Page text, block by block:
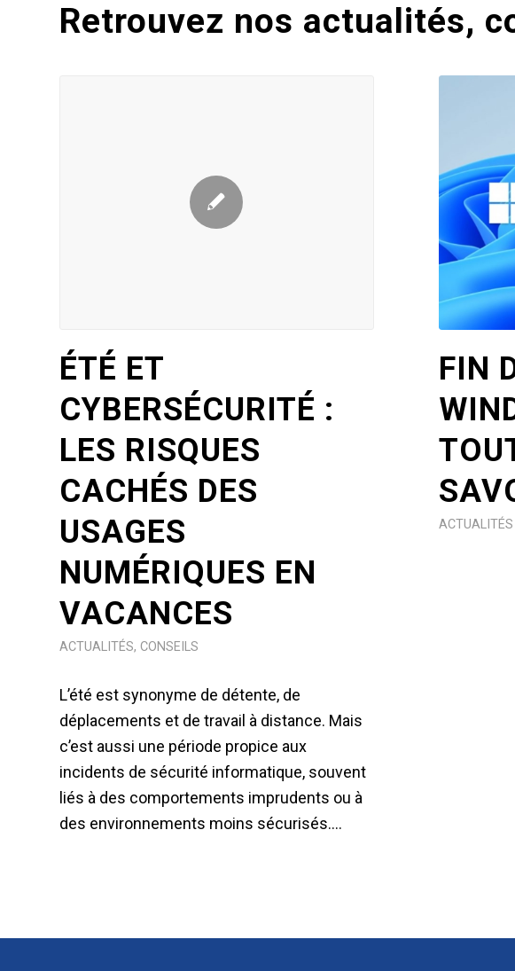
Retrouvez nos actualités,
ÉTÉ ET
CYBERSÉCURITÉ :
LES RISQUES
CACHÉS DES
USAGES
NUMÉRIQUES EN
VACANCES
ACTUALITÉS, CONSEILS
L’été est synonyme de détente, de
déplacements et de travail à distance. Mais
c’est aussi une période propice aux
incidents de sécurité informatique, souvent
liés à des comportements imprudents ou à
des environnements moins sécurisés.…
FIN
ACTUALITÉS